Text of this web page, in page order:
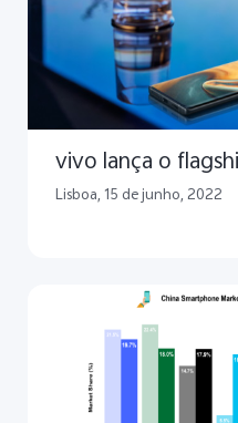
vivo lança o
Lisboa, 15 de junho, 2022